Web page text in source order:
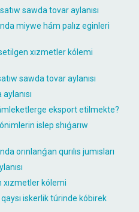
sawda tovar aylanısı
miywe hám palız eginleri
xızmetler kólemi
sawda tovar aylanısı
eksport etilmekte?
islep shıǵarıw
orınlanǵan qurılıs jumısları
xızmetler kólemi
iskerlik túrinde kóbirek